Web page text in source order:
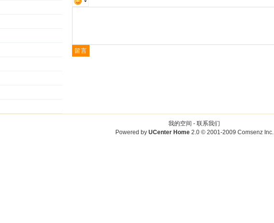
我的空间 - 联系我们
Powered by UCenter Home 2.0© 2001-2009 Comsenz Inc.